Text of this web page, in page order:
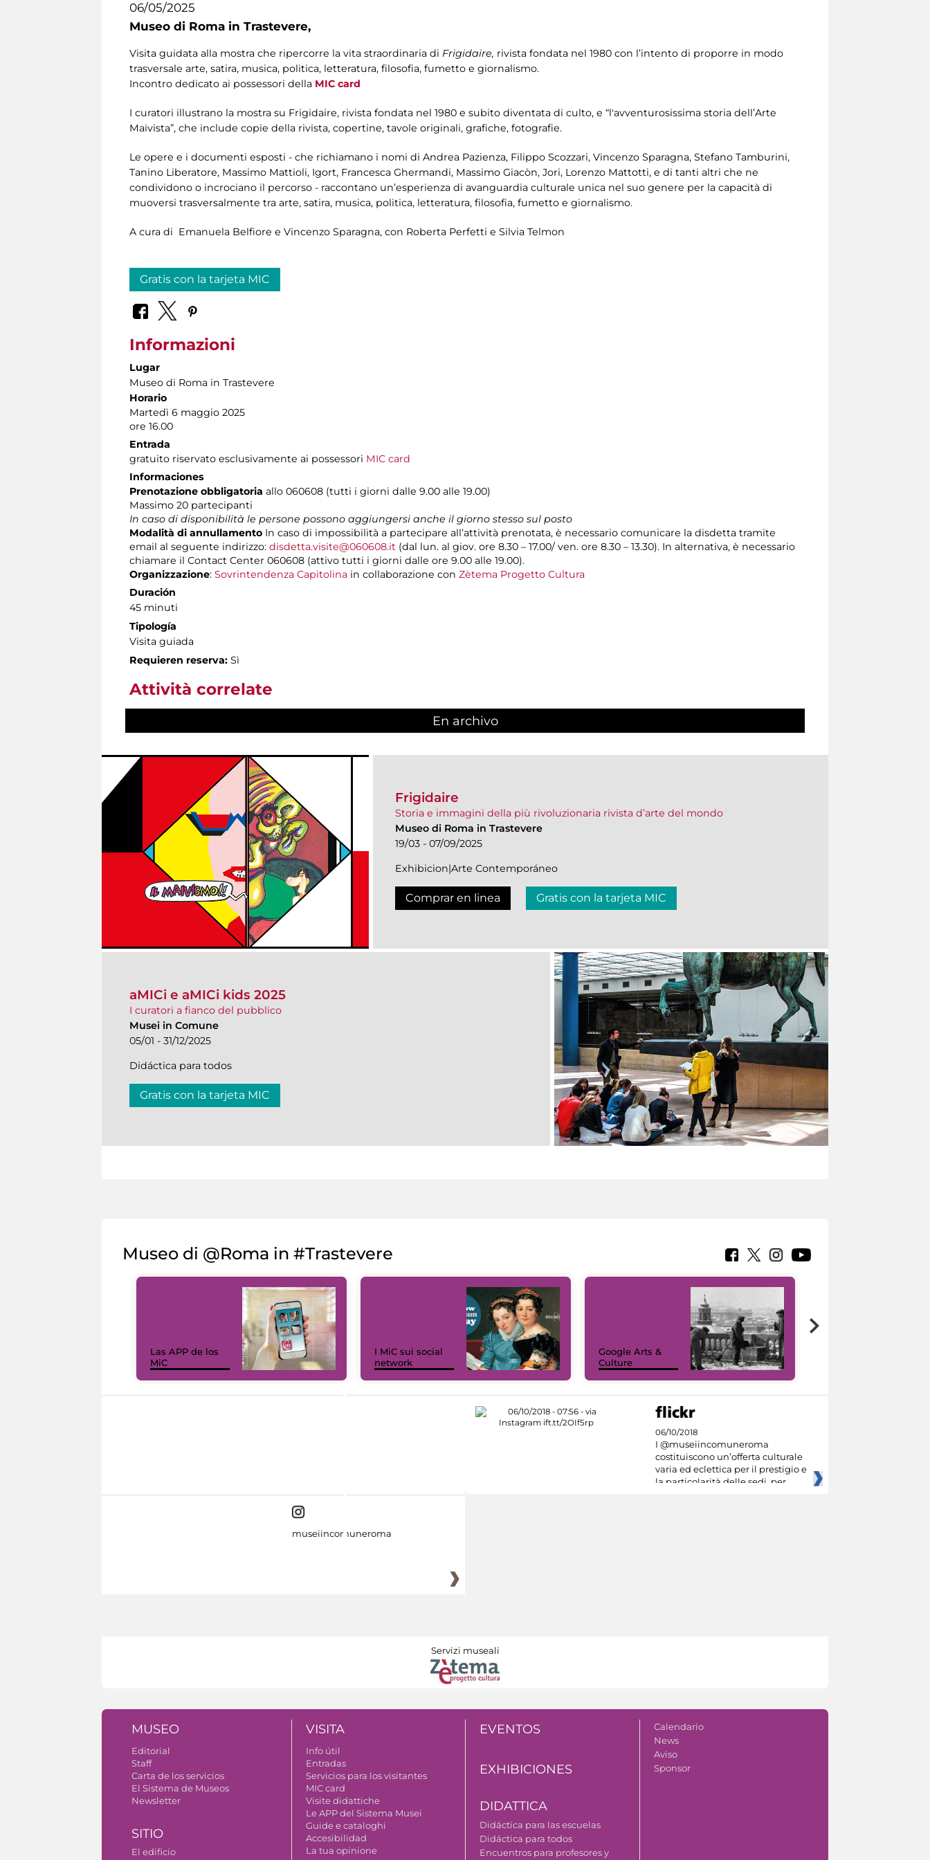
06/05/2025
Museo di Roma in Trastevere,
Visita guidata alla mostra che ripercorre la vita straordinaria di Frigidaire, rivista fondata nel 1980 con l’intento di proporre in modo
trasversale arte, satira, musica, politica, letteratura, filosofia, fumetto e giornalismo.
Incontro dedicato ai possessori della MIC card
I curatori illustrano la mostra su Frigidaire, rivista fondata nel 1980 e subito diventata di culto, e “l'avventurosissima storia dell’Arte
Maivista”, che include copie della rivista, copertine, tavole originali, grafiche, fotografie.
Le opere e i documenti esposti - che richiamano i nomi di Andrea Pazienza, Filippo Scozzari, Vincenzo Sparagna, Stefano Tamburini,
Tanino Liberatore, Massimo Mattioli, Igort, Francesca Ghermandi, Massimo Giacòn, Jori, Lorenzo Mattotti, e di tanti altri che ne
condividono o incrociano il percorso - raccontano un’esperienza di avanguardia culturale unica nel suo genere per la capacità di
muoversi trasversalmente tra arte, satira, musica, politica, letteratura, filosofia, fumetto e giornalismo.
A cura di Emanuela Belfiore e Vincenzo Sparagna, con Roberta Perfetti e Silvia Telmon
Gratis con la tarjeta MIC
Informazioni
Lugar
Museo di Roma in Trastevere
Horario
Martedì 6 maggio 2025
ore 16.00
Entrada
gratuito riservato esclusivamente ai possessori MIC card
Informaciones
Prenotazione obbligatoria allo 060608 (tutti i giorni dalle 9.00 alle 19.00)
Massimo 20 partecipanti
In caso di disponibilità le persone possono aggiungersi anche il giorno stesso sul posto
Modalità di annullamento In caso di impossibilità a partecipare all’attività prenotata, è necessario comunicare la disdetta tramite
email al seguente indirizzo: disdetta.visite@060608.it (dal lun. al giov. ore 8.30 – 17.00/ ven. ore 8.30 – 13.30). In alternativa, è necessario
chiamare il Contact Center 060608 (attivo tutti i giorni dalle ore 9.00 alle 19.00).
Organizzazione: Sovrintendenza Capitolina in collaborazione con Zètema Progetto Cultura
Duración
45 minuti
Tipología
Visita guiada
Requieren reserva: Sì
Attività correlate
En archivo
Frigidaire
Storia e immagini della più rivoluzionaria rivista d’arte del mondo
Museo di Roma in Trastevere
19/03 - 07/09/2025
Exhibicion|Arte Contemporáneo
Comprar en linea Gratis con la tarjeta MIC
aMICi e aMICi kids 2025
I curatori a fianco del pubblico
Musei in Comune
05/01 - 31/12/2025
Didáctica para todos
Gratis con la tarjeta MIC
Museo di @Roma in #Trastevere
Las APP de los
MiC
I MiC sui social
network
Google Arts &
Culture
06/10/2018
I @museiincomuneroma
costituiscono un’offerta culturale
varia ed eclettica per il prestigio e
la particolarità delle sedi, per
museiincomuneroma
Servizi museali
MUSEO
Editorial
Staff
Carta de los servicios
El Sistema de Museos
Newsletter
SITIO
El edificio
VISITA
Info útil
Entradas
Servicios para los visitantes
MIC card
Visite didattiche
Le APP del Sistema Musei
Guide e cataloghi
Accesibilidad
La tua opinione
EVENTOS
EXHIBICIONES
DIDATTICA
Didáctica para las escuelas
Didáctica para todos
Encuentros para profesores y
Calendario
News
Aviso
Sponsor